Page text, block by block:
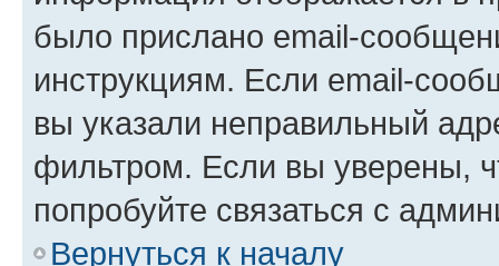
было прислано email-
инструкциям. Если email-
вы указали неправильный
фильтром. Если вы уверены,
попробуйте связаться с
Вернуться к началу